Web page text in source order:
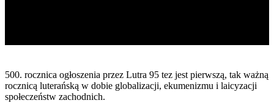
500. rocznica ogłoszenia przez Lutra 95 tez jest pierwszą, tak ważną
rocznicą luterańską w dobie globalizacji, ekumenizmu i laicyzacji
społeczeństw zachodnich.